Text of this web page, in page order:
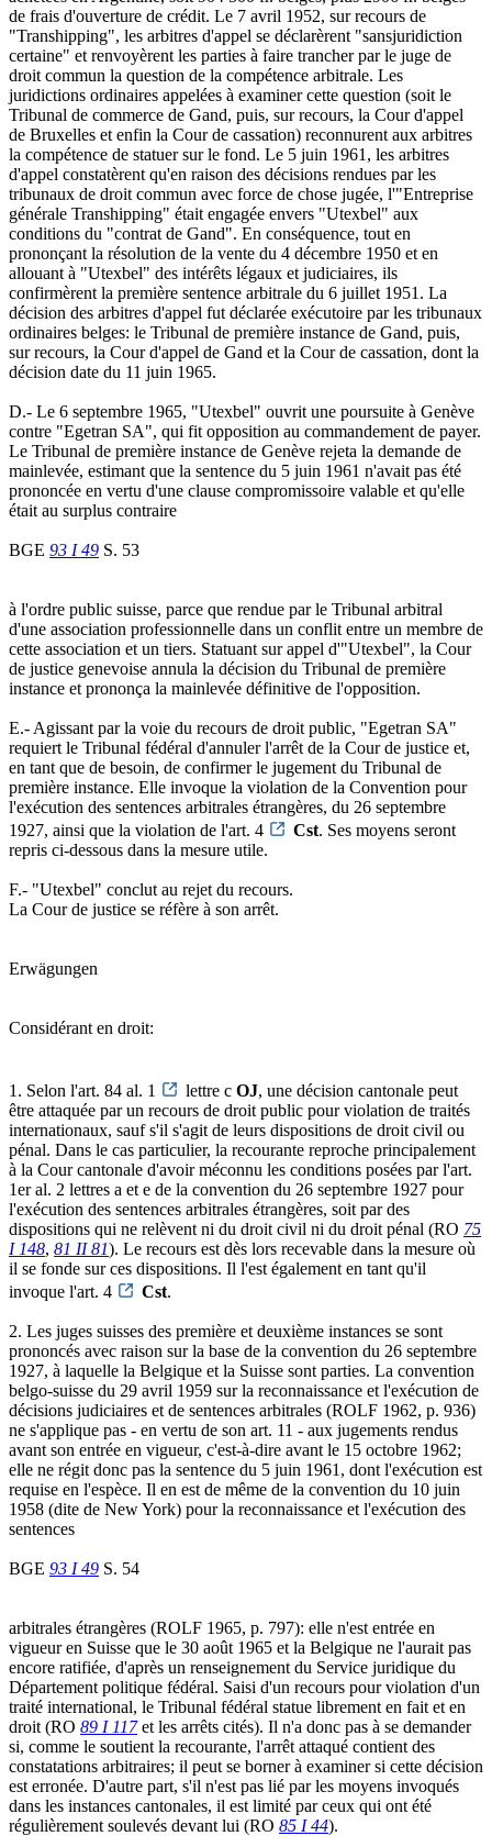
de frais d'ouverture de crédit. Le 7 avril 1952, sur recours de
"Transhipping", les arbitres d'appel se déclarèrent "sansjuridiction
certaine" et renvoyèrent les parties à faire trancher par le juge de
droit commun la question de la compétence arbitrale. Les
juridictions ordinaires appelées à examiner cette question (soit le
Tribunal de commerce de Gand, puis, sur recours, la Cour d'appel
de Bruxelles et enfin la Cour de cassation) reconnurent aux arbitres
la compétence de statuer sur le fond. Le 5 juin 1961, les arbitres
d'appel constatèrent qu'en raison des décisions rendues par les
tribunaux de droit commun avec force de chose jugée, l'"Entreprise
générale Transhipping" était engagée envers "Utexbel" aux
conditions du "contrat de Gand". En conséquence, tout en
prononçant la résolution de la vente du 4 décembre 1950 et en
allouant à "Utexbel" des intérêts légaux et judiciaires, ils
confirmèrent la première sentence arbitrale du 6 juillet 1951. La
décision des arbitres d'appel fut déclarée exécutoire par les tribunaux
ordinaires belges: le Tribunal de première instance de Gand, puis,
sur recours, la Cour d'appel de Gand et la Cour de cassation, dont la
décision date du 11 juin 1965.
D.- Le 6 septembre 1965, "Utexbel" ouvrit une poursuite à Genève
contre "Egetran SA", qui fit opposition au commandement de payer.
Le Tribunal de première instance de Genève rejeta la demande de
mainlevée, estimant que la sentence du 5 juin 1961 n'avait pas été
prononcée en vertu d'une clause compromissoire valable et qu'elle
était au surplus contraire
BGE 93 I 49 S. 53
à l'ordre public suisse, parce que rendue par le Tribunal arbitral
d'une association professionnelle dans un conflit entre un membre de
cette association et un tiers. Statuant sur appel d'"Utexbel", la Cour
de justice genevoise annula la décision du Tribunal de première
instance et prononça la mainlevée définitive de l'opposition.
E.- Agissant par la voie du recours de droit public, "Egetran SA"
requiert le Tribunal fédéral d'annuler l'arrêt de la Cour de justice et,
en tant que de besoin, de confirmer le jugement du Tribunal de
première instance. Elle invoque la violation de la Convention pour
l'exécution des sentences arbitrales étrangères, du 26 septembre
1927, ainsi que la violation de l'art. 4
Cst. Ses moyens seront
repris ci-dessous dans la mesure utile.
F.- "Utexbel" conclut au rejet du recours.
La Cour de justice se réfère à son arrêt.
Erwägungen
Considérant en droit:
1. Selon l'art. 84 al. 1 lettre c OJ, une décision cantonale peut
être attaquée par un recours de droit public pour violation de traités
internationaux, sauf s'il s'agit de leurs dispositions de droit civil ou
pénal. Dans le cas particulier, la recourante reproche principalement
à la Cour cantonale d'avoir méconnu les conditions posées par l'art.
1er al. 2 lettres a et e de la convention du 26 septembre 1927 pour
l'exécution des sentences arbitrales étrangères, soit par des
dispositions qui ne relèvent ni du droit civil ni du droit pénal (RO 75
I 148, 81 II 81). Le recours est dès lors recevable dans la mesure où
il se fonde sur ces dispositions. Il l'est également en tant qu'il
invoque l'art. 4
Cst.
2. Les juges suisses des première et deuxième instances se sont
prononcés avec raison sur la base de la convention du 26 septembre
1927, à laquelle la Belgique et la Suisse sont parties. La convention
belgo-suisse du 29 avril 1959 sur la reconnaissance et l'exécution de
décisions judiciaires et de sentences arbitrales (ROLF 1962, p. 936)
ne s'applique pas - en vertu de son art. 11 - aux jugements rendus
avant son entrée en vigueur, c'est-à-dire avant le 15 octobre 1962;
elle ne régit donc pas la sentence du 5 juin 1961, dont l'exécution est
requise en l'espèce. Il en est de même de la convention du 10 juin
1958 (dite de New York) pour la reconnaissance et l'exécution des
sentences
BGE 93 I 49 S. 54
arbitrales étrangères (ROLF 1965, p. 797): elle n'est entrée en
vigueur en Suisse que le 30 août 1965 et la Belgique ne l'aurait pas
encore ratifiée, d'après un renseignement du Service juridique du
Département politique fédéral. Saisi d'un recours pour violation d'un
traité international, le Tribunal fédéral statue librement en fait et en
droit (RO 89 I 117et les arrêts cités). Il n'a donc pas à se demander
si, comme le soutient la recourante, l'arrêt attaqué contient des
constatations arbitraires; il peut se borner à examiner si cette décision
est erronée. D'autre part, s'il n'est pas lié par les moyens invoqués
dans les instances cantonales, il est limité par ceux qui ont été
régulièrement soulevés devant lui (RO 85 I 44).